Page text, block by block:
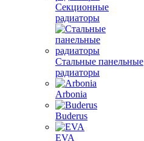
Секционные
радиаторы
Стальные панельные
радиаторы
Arbonia
Buderus
EVA